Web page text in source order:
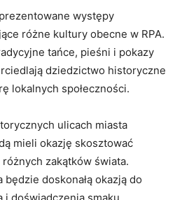
występy
⁤różne kultury obecne w RPA.
tańce, pieśni​ i ⁢pokazy
‍dziedzictwo historyczne
lokalnych społeczności.
ulicach miasta
mieli ⁢okazję ​skosztować
zakątków świata.
doskonałą okazją do